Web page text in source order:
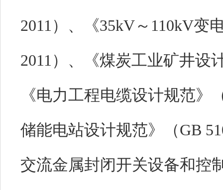
2011）、《35kV～110kV变
2011）、《煤炭工业矿井设
《电力工程电缆设计规范》
储能电站设计规范》（GB
交流金属封闭开关设备和控